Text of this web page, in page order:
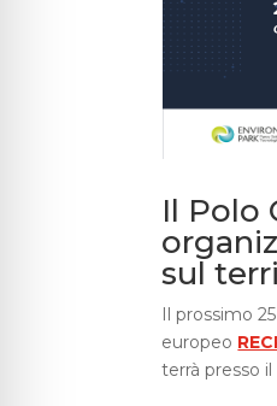
Il Polo
sul
Il prossimo
europeo
terrà presso